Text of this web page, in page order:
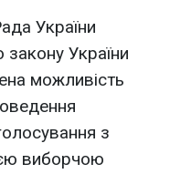
України
України
можливість
з
виборчою